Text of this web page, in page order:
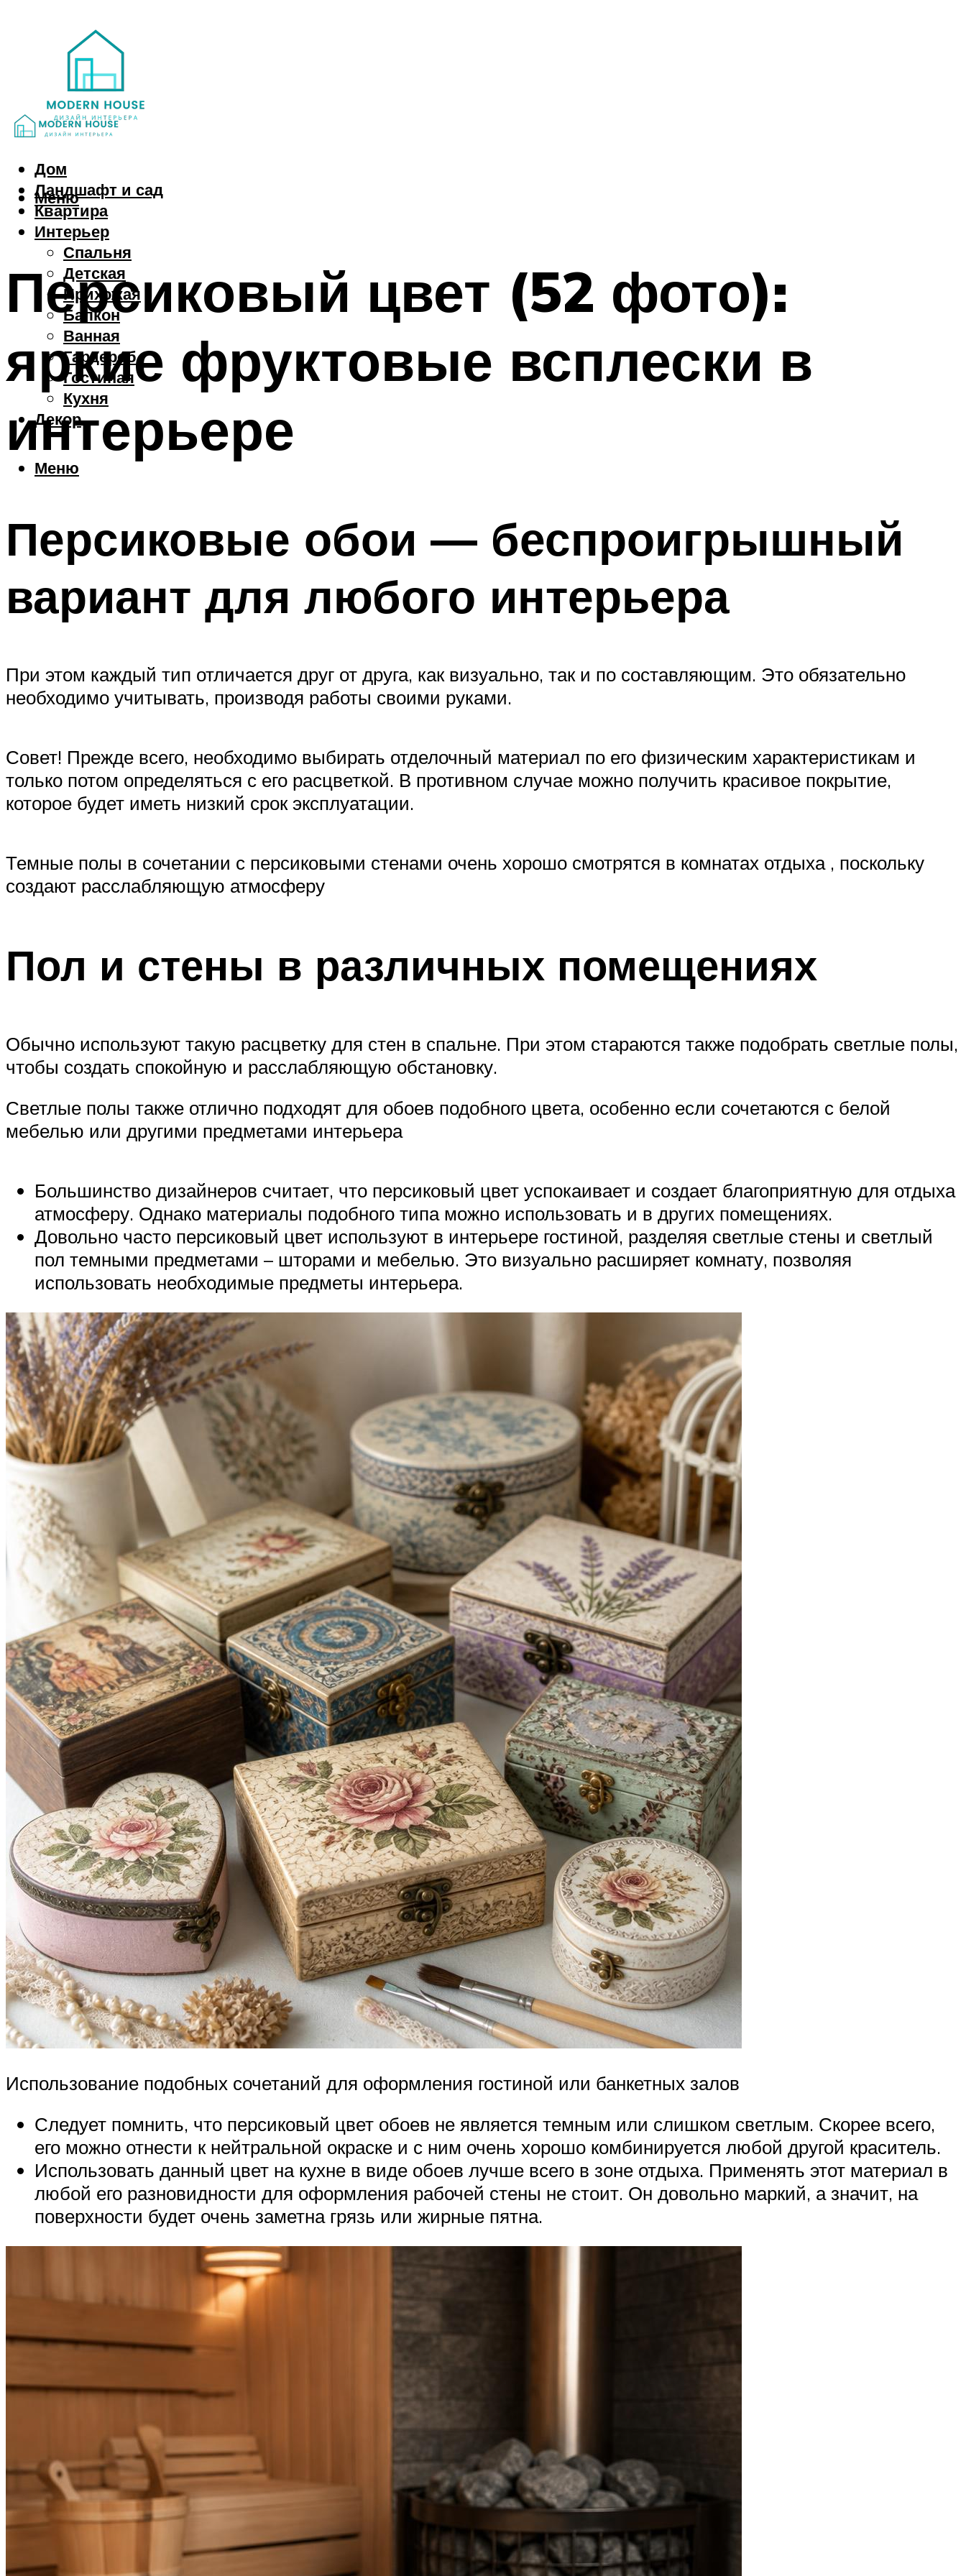
Дом
Ландшафт и сад
Квартира
Интерьер
Спальня
Детская
Прихожая
Балкон
Ванная
Гардероб
Гостиная
Кухня
Декор
Меню
Меню
Персиковый цвет (52 фото):
яркие фруктовые всплески в
интерьере
Персиковые обои — беспроигрышный
вариант для любого интерьера
При этом каждый тип отличается друг от друга, как визуально, так и по составляющим. Это обязательно
необходимо учитывать, производя работы своими руками.
Совет! Прежде всего, необходимо выбирать отделочный материал по его физическим характеристикам и
только потом определяться с его расцветкой. В противном случае можно получить красивое покрытие,
которое будет иметь низкий срок эксплуатации.
Темные полы в сочетании с персиковыми стенами очень хорошо смотрятся в комнатах отдыха , поскольку
создают расслабляющую атмосферу
Пол и стены в различных помещениях
Обычно используют такую расцветку для стен в спальне. При этом стараются также подобрать светлые полы,
чтобы создать спокойную и расслабляющую обстановку.
Светлые полы также отлично подходят для обоев подобного цвета, особенно если сочетаются с белой
мебелью или другими предметами интерьера
Большинство дизайнеров считает, что персиковый цвет успокаивает и создает благоприятную для отдыха
атмосферу. Однако материалы подобного типа можно использовать и в других помещениях.
Довольно часто персиковый цвет используют в интерьере гостиной, разделяя светлые стены и светлый
пол темными предметами – шторами и мебелью. Это визуально расширяет комнату, позволяя
использовать необходимые предметы интерьера.
Использование подобных сочетаний для оформления гостиной или банкетных залов
Следует помнить, что персиковый цвет обоев не является темным или слишком светлым. Скорее всего,
его можно отнести к нейтральной окраске и с ним очень хорошо комбинируется любой другой краситель.
Использовать данный цвет на кухне в виде обоев лучше всего в зоне отдыха. Применять этот материал в
любой его разновидности для оформления рабочей стены не стоит. Он довольно маркий, а значит, на
поверхности будет очень заметна грязь или жирные пятна.